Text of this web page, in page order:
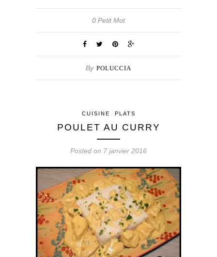
0 Petit Mot
By POLUCCIA
CUISINE PLATS
POULET AU CURRY
Posted on 7 janvier 2016